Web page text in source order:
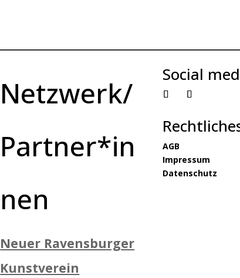
Netzwerk/
Partner*in
nen
Neuer Ravensburger
Kunstverein
Social
AGB
Impressum
Datenschutz